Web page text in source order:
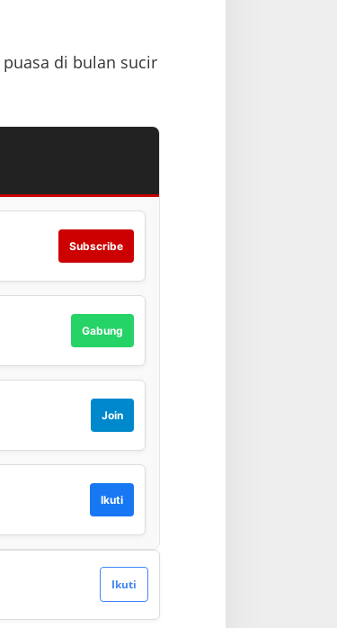
di bulan sucir
Subscribe
Gabung
Join
Ikuti
Ikuti